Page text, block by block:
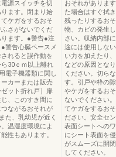
源スイッチを切
ます。閉まり始
ケガをするおそ
さがないでくだ
ます。●警告●注
警告心臓ペースメ
れると誤作動を
30ｃｍ以上離れ
電子機器類に関し
カーまたは販売
ット折れ戸］扉
、このすき間に
ながるおそれが
た、乳幼児が近く
温湿度環境によ
性もあります。
おそれがありま
た場合はすぐ拭
残ったりするお
物、カビの発生
さい。収納内部
途には使用しな
い力を加えたり
などの原因とな
ください。切ら
す。引戸や枠の
やケガをするお
ないでください
てケガをするお
ださい。安全セ
表面シートへの
にシート表面を
がスムーズに開
してください。